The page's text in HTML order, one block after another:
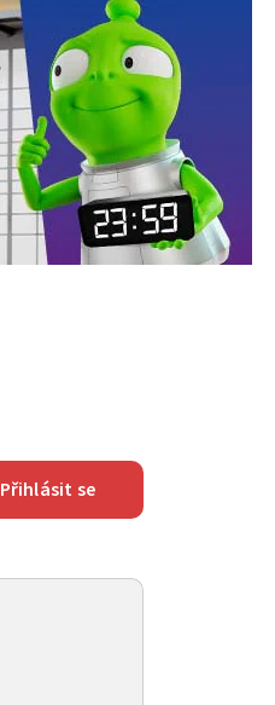
Přihlásit se